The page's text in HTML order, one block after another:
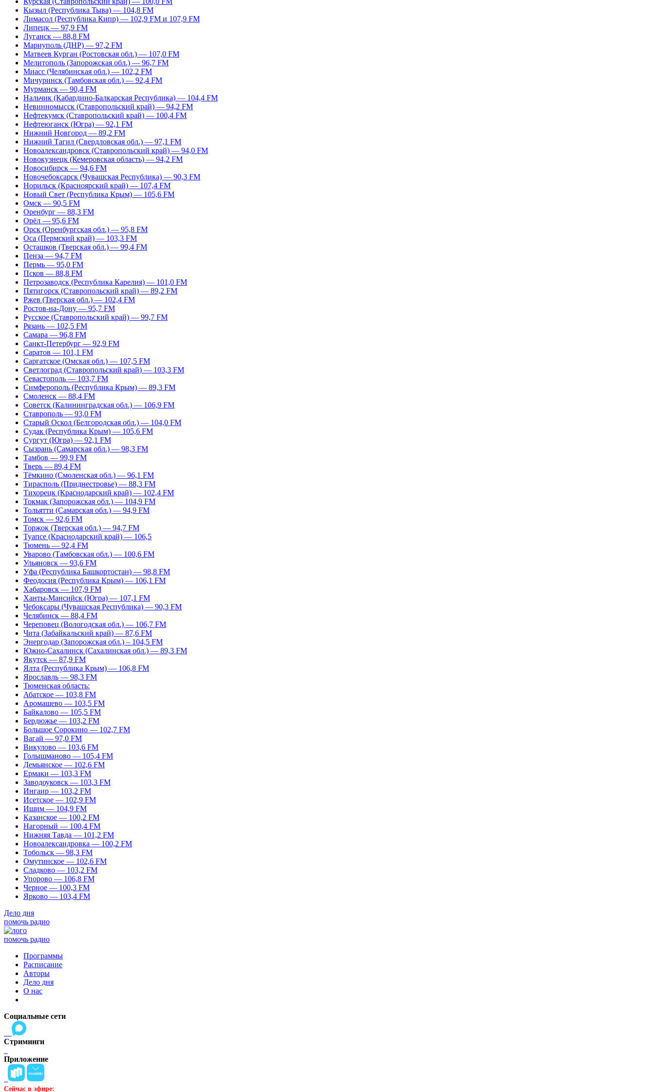
Кызыл (Республика Тыва) — 104,8 FM
Лимасол (Республика Кипр) — 102,9 FM и 107,9 FM
Липецк — 97,9 FM
Луганск — 88,8 FM
Мариуполь (ДНР) — 97,2 FM
Матвеев Курган (Ростовская обл.) — 107,0 FM
Мелитополь (Запорожская обл.) — 96,7 FM
Миасс (Челябинская обл.) — 102,2 FM
Мичуринск (Тамбовская обл.) — 92,4 FM
Мурманск — 90,4 FM
Нальчик (Кабардино-Балкарская Республика) — 104,4 FM
Невинномысск (Ставропольский край) — 94,2 FM
Нефтекумск (Ставропольский край) — 100,4 FM
Нефтеюганск (Югра) — 92,1 FM
Нижний Новгород — 89,2 FM
Нижний Тагил (Свердловская обл.) — 97,1 FM
Новоалександровск (Ставропольский край) — 94,0 FM
Новокузнецк (Кемеровская область) — 94,2 FM
Новосибирск — 94,6 FM
Новочебоксарск (Чувашская Республика) — 90,3 FM
Норильск (Красноярский край) — 107,4 FM
Новый Свет (Республика Крым) — 105,6 FM
Омск — 90,5 FM
Оренбург — 88,3 FM
Орёл — 95,6 FM
Орск (Оренбургская обл.) — 95,8 FM
Оса (Пермский край) — 103,3 FM
Осташков (Тверская обл.) — 99,4 FM
Пенза — 94,7 FM
Пермь — 95,0 FM
Псков — 88,8 FM
Петрозаводск (Республика Карелия) — 101,0 FM
Пятигорск (Ставропольский край) — 89,2 FM
Ржев (Тверская обл.) — 102,4 FM
Ростов-на-Дону — 95,7 FM
Русское (Ставропольский край) — 99,7 FM
Рязань — 102,5 FM
Самара — 96,8 FM
Санкт-Петербург — 92,9 FM
Саратов — 101,1 FM
Саргатское (Омская обл.) — 107,5 FM
Светлоград (Ставропольский край) — 103,3 FM
Севастополь — 103,7 FM
Симферополь (Республика Крым) — 89,3 FM
Смоленск — 88,4 FM
Советск (Калининградская обл.) — 106,9 FM
Ставрополь — 93,0 FM
Старый Оскол (Белгородская обл.) — 104,0 FM
Судак (Республика Крым) — 105,6 FM
Сургут (Югра) — 92,1 FM
Сызрань (Самарская обл.) — 98,3 FM
Тамбов — 99,9 FM
Тверь — 89,4 FM
Тёмкино (Смоленская обл.) — 96,1 FM
Тирасполь (Приднестровье) — 88,3 FM
Тихорецк (Краснодарский край) — 102,4 FM
Токмак (Запорожская обл.) — 104,9 FM
Тольятти (Самарская обл.) — 94,9 FM
Томск — 92,6 FM
Торжок (Тверская обл.) — 94,7 FM
Туапсе (Краснодарский край) — 106,5
Тюмень — 92,4 FM
Уварово (Тамбовская обл.) — 100,6 FM
Ульяновск — 93,6 FM
Уфа (Республика Башкортостан) — 98,8 FM
Феодосия (Республика Крым) — 106,1 FM
Хабаровск — 107,9 FM
Ханты-Мансийск (Югра) — 107,1 FM
Чебоксары (Чувашская Республика) — 90,3 FM
Челябинск — 88,4 FM
Череповец (Вологодская обл.) — 106,7 FM
Чита (Забайкальский край) — 87,6 FM
Энергодар (Запорожская обл.) – 104,5 FM
Южно-Сахалинск (Сахалинская обл.) — 89,3 FM
Якутск — 87,9 FM
Ялта (Республика Крым) — 106,8 FM
Ярославль — 98,3 FM
Тюменская область:
Абатское — 103,8 FM
Аромашево — 103,5 FM
Байкалово — 105,5 FM
Бердюжье — 103,2 FM
Большое Сорокино — 102,7 FM
Вагай — 97,0 FM
Викулово — 103,6 FM
Голышманово — 105,4 FM
Демьянское — 102,6 FM
Ермаки — 103,3 FM
Заводоуковск — 103,3 FM
Ингаир — 103,2 FM
Исетское — 102,9 FM
Ишим — 104,9 FM
Казанское — 100,2 FM
Нагорный — 100,4 FM
Нижняя Тавда — 101,2 FM
Новоалександровка — 100,2 FM
Тобольск — 98,3 FM
Омутинское — 102,6 FM
Сладково — 103,2 FM
Упорово — 106,8 FM
Черное — 100,3 FM
Ярково — 103,4 FM
Дело дня
помочь радио
помочь радио
Программы
Расписание
Авторы
Дело дня
О нас
Социальные сети
Стриминги
Приложение
Сейчас в эфире: